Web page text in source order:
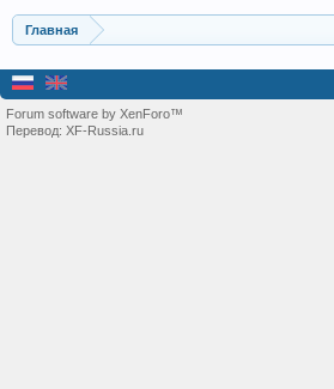
Главная
Forum software by XenForo™
Перевод: XF-Russia.ru